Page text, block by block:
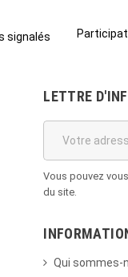
signalés
LETTRE
Vous pouvez
du site.
Qui sommes-